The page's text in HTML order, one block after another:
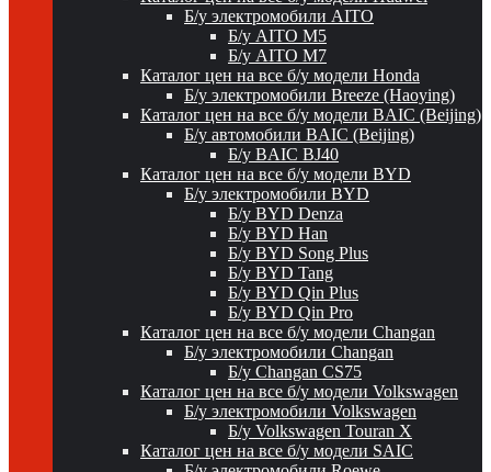
Б/у электромобили AITO
Б/у AITO M5
Б/у AITO M7
Каталог цен на все б/у модели Honda
Б/у электромобили Breeze (Haoying)
Каталог цен на все б/у модели BAIC (Beijing)
Б/у автомобили BAIC (Beijing)
Б/у BAIC BJ40
Каталог цен на все б/у модели BYD
Б/у электромобили BYD
Б/у BYD Denza
Б/у BYD Han
Б/у BYD Song Plus
Б/у BYD Tang
Б/у BYD Qin Plus
Б/у BYD Qin Pro
Каталог цен на все б/у модели Changan
Б/у электромобили Changan
Б/у Changan CS75
Каталог цен на все б/у модели Volkswagen
Б/у электромобили Volkswagen
Б/у Volkswagen Touran X
Каталог цен на все б/у модели SAIC